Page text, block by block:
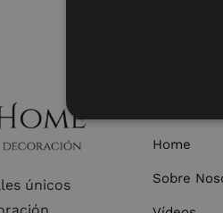
únicos
Home
Sobre